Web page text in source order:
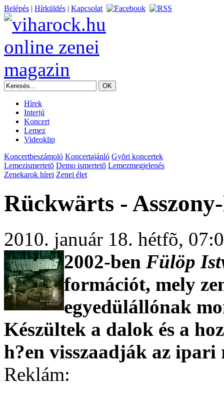
Belépés | Hírküldés | Kapcsolat
Hírek
Interjú
Koncert
Lemez
Videoklip
Koncertbeszámoló Koncertajánló Gyõri koncertek
Lemezismertetõ Demo ismertetõ Lemezmegjelenés
Zenekarok hírei Zenei élet
Rückwärts -
2010. január 18. hétfõ,
2002-ben Fülöp
formációt, mely
egyedülállónak
Készültek a dalok és a
h?en visszaadják az ipari
Reklám: